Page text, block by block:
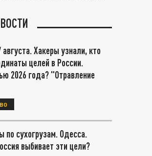
августа. Хакеры узнали, кто
целей в России.
2026 года? "Отравление
сухогрузам. Одесса.
выбивает эти цели?